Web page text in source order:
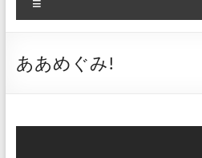
ニ
ー
ああめぐみ!